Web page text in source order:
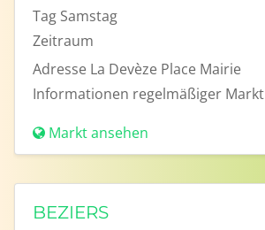
Tag Samstag
Zeitraum
Adresse La Devèze Place Mairie
Informationen regelmäßiger Markt
Markt ansehen
BEZIERS